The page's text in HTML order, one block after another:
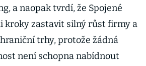
a naopak tvrdí, že Spojené
kroky zastavit silný růst firmy a
trhy, protože žádná
není schopna nabídnout